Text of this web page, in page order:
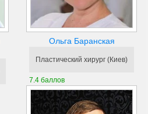
Ольга Баранская
Пластический хирург (Киев)
7.4 баллов